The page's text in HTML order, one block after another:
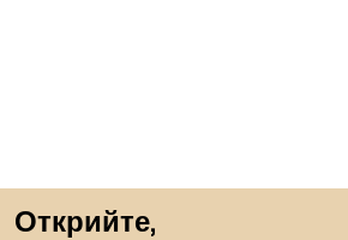
Открийте,